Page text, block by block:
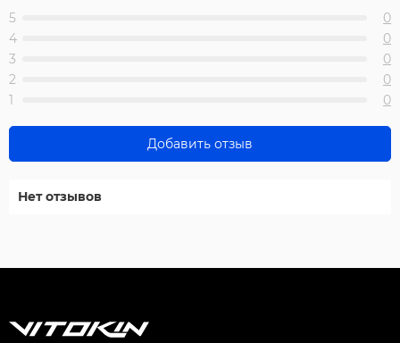
5
0
4
0
3
0
2
0
1
0
Добавить отзыв
Нет отзывов